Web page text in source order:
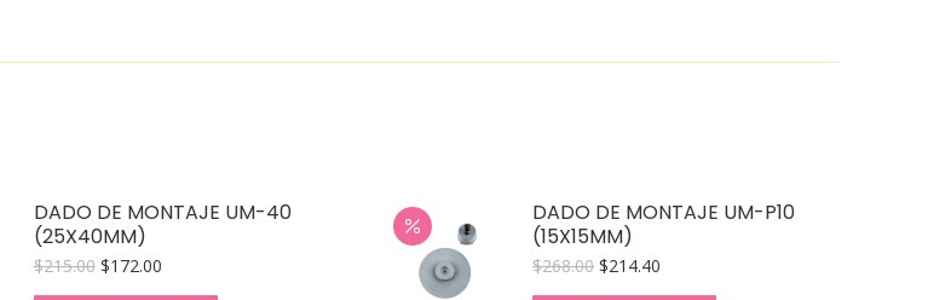
DADO DE MONTAJE UM-40
(25X40MM)
$215.00 $172.00
DADO DE MONTAJE UM-P10
(15X15MM)
$268.00 $214.40